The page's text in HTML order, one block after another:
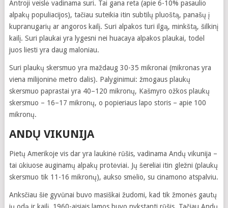
Antroji veislė vadinama suri. Tai gana reta (apie 6-10% pasaulio
alpakų populiacijos), tačiau suteikia itin subtilų pluoštą, panašų į
kupranugarių ar angoros kailį. Suri alpakos turi ilgą, minkštą, šilkinį
kailį. Suri plaukai yra lygesni nei huacaya alpakos plaukai, todėl
juos liesti yra daug maloniau.
Suri plaukų skersmuo yra maždaug 30-35 mikronai (mikronas yra
viena milijoninė metro dalis). Palyginimui: žmogaus plaukų
skersmuo paprastai yra 40–120 mikronų, Kašmyro ožkos plaukų
skersmuo – 16–17 mikronų, o popieriaus lapo storis – apie 100
mikronų.
ANDŲ VIKUNIJA
Pietų Amerikoje vis dar yra laukinė rūšis, vadinama Andų vikunija –
tai ūkiuose auginamų alpakų protėviai. Jų šereliai itin gležni (plaukų
skersmuo tik 11-16 mikronų), aukso smėlio, su cinamono atspalviu.
Anksčiau šie gyvūnai buvo masiškai žudomi, kad tik žmonės gautų